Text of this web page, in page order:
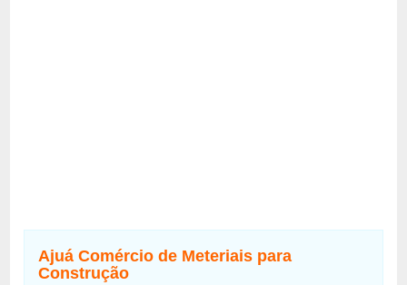
Ajuá Comércio de Meteriais para
Construção